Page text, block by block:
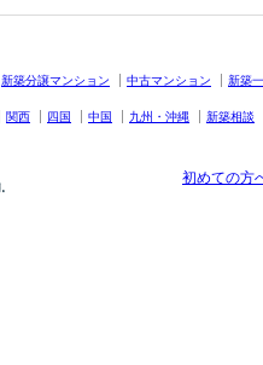
新築分譲マンション 中古マンション
新築
関西 四国 中国 九州・沖縄 新築相談
初めての方